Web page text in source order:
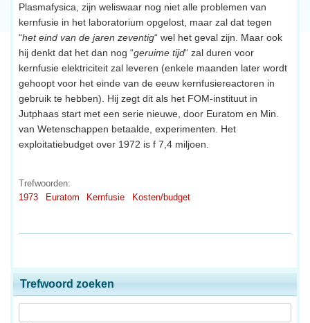
Plasmafysica, zijn weliswaar nog niet alle problemen van
kernfusie in het laboratorium opgelost, maar zal dat tegen
“het eind van de jaren zeventig“ wel het geval zijn. Maar ook
hij denkt dat het dan nog “geruime tijd“ zal duren voor
kernfusie elektriciteit zal leveren (enkele maanden later wordt
gehoopt voor het einde van de eeuw kernfusiereactoren in
gebruik te hebben). Hij zegt dit als het FOM-instituut in
Jutphaas start met een serie nieuwe, door Euratom en Min.
van Wetenschappen betaalde, experimenten. Het
exploitatiebudget over 1972 is f 7,4 miljoen.
Trefwoorden:
1973
Euratom Kernfusie Kosten/budget
Trefwoord zoeken